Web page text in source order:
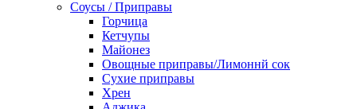
Соусы / Приправы
Горчица
Кетчупы
Майонез
Овощные приправы/Лимоннй сок
Сухие приправы
Хрен